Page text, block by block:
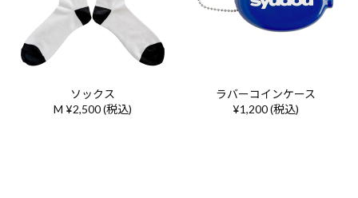
ソックス
M ¥2,500 (税込)
ラバーコインケース
¥1,200 (税込)